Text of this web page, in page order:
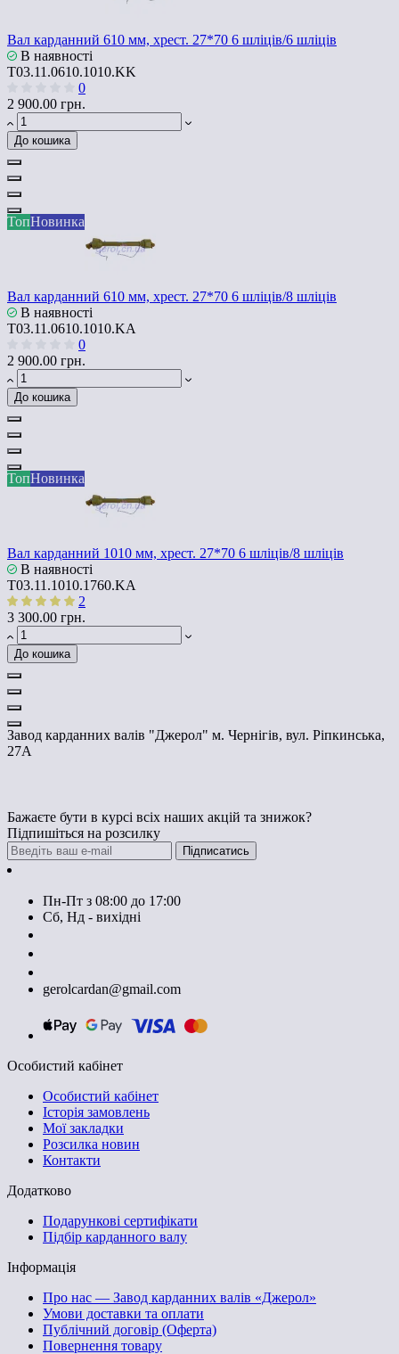
Вал карданний 610 мм, хрест. 27*70 6 шліців/6 шліців
В наявності
T03.11.0610.1010.KK
0
2 900.00 грн.
До кошика
ТопНовинка
Вал карданний 610 мм, хрест. 27*70 6 шліців/8 шліців
В наявності
T03.11.0610.1010.KA
0
2 900.00 грн.
До кошика
ТопНовинка
Вал карданний 1010 мм, хрест. 27*70 6 шліців/8 шліців
В наявності
T03.11.1010.1760.KA
2
3 300.00 грн.
До кошика
Завод карданних валів "Джерол" м. Чернігів, вул. Ріпкинська,
27А
Бажаєте бути в курсі всіх наших акцій та знижок?
Підпишіться на розсилку
Підписатись
Пн-Пт з 08:00 до 17:00
Сб, Нд - вихідні
gerolcardan@gmail.com
Особистий кабінет
Особистий кабінет
Історія замовлень
Мої закладки
Розсилка новин
Контакти
Додатково
Подарункові сертифікати
Підбір карданного валу
Інформація
Про нас — Завод карданних валів «Джерол»
Умови доставки та оплати
Публічний договір (Оферта)
Повернення товару